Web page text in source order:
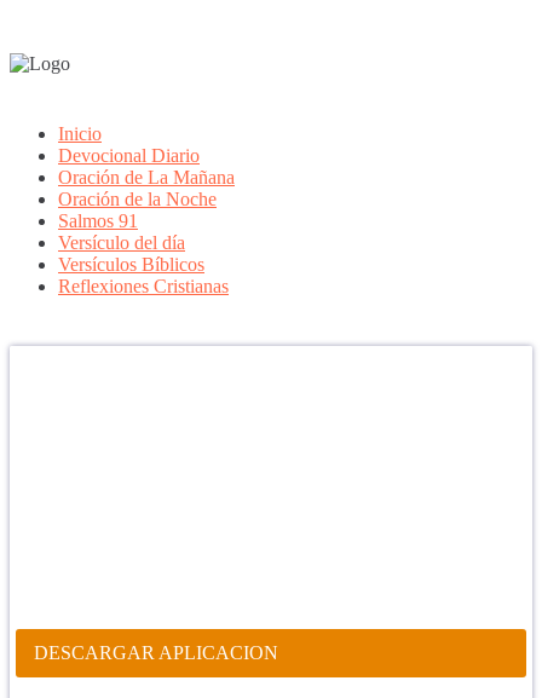
Inicio
Devocional Diario
Oración de La Mañana
Oración de la Noche
Salmos 91
Versículo del día
Versículos Bíblicos
Reflexiones Cristianas
DESCARGAR APLICACION